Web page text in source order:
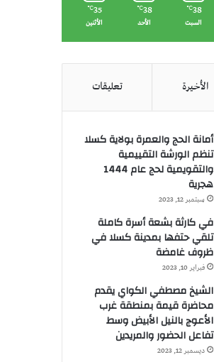
38
℃
السبت
38
℃
الأحد
35
℃
الأثنين
الأخيرة تعليقات
أمانة الحج والعمرة بولاية كسلا
تنظم الورشة التقييمية
والتقويمية لحج عام 1444
هجرية
سبتمبر 12, 2023
في كارثة بشعة أسرة كاملة
تلقي حتفها بمدينة كسلا في
ظروف غامضة
فبراير 10, 2023
الشيخ مصطفي الكواي يقدم
محاضرة قيمة بمنطقة غرب
الأعوج بالنيل الأبيض وسط
تفاعل الحضور والمريدين
ديسمبر 12, 2023